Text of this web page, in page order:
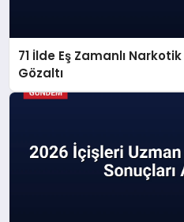
71 İlde Eş Zamanlı
Gözaltı